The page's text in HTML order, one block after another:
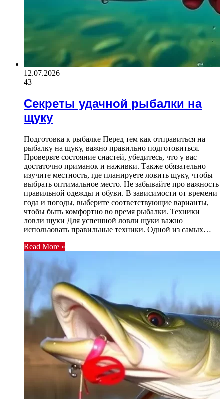
12.07.2026
43
Секреты удачной рыбалки на
щуку
Подготовка к рыбалке Перед тем как отправиться на
рыбалку на щуку, важно правильно подготовиться.
Проверьте состояние снастей, убедитесь, что у вас
достаточно приманок и наживки. Также обязательно
изучите местность, где планируете ловить щуку, чтобы
выбрать оптимальное место. Не забывайте про важность
правильной одежды и обуви. В зависимости от времени
года и погоды, выберите соответствующие варианты,
чтобы быть комфортно во время рыбалки. Техники
ловли щуки Для успешной ловли щуки важно
использовать правильные техники. Одной из самых…
Read More »